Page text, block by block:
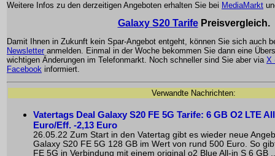
Weitere Infos zu den derzeitigen Angeboten erhalten Sie bei MediaMarkt
Galaxy S20 TarifePreisvergleich.
Damit Ihnen in Zukunft kein Spar-Angebot entgeht, können Sie sich auch
Newsletter anmelden. Einmal in der Woche bekommen Sie dann eine
wichtigen Änderungen im Telefonmarkt. Noch schneller sind Sie aber via X
Facebook informiert.
Verwandte Nachrichten:
Vatertags Deal Galaxy S20 FE 5G Tarife: 6 GB O2 LTE
Euro/Eff. -2,13 Euro
26.05.22 Zum Start in den Vatertag gibt es wieder neue
Galaxy S20 FE 5G 128 GB im Wert von rund 500 Euro. So
FE 5G in Verbindung mit einem original o2 Blue All-in S 6 GB